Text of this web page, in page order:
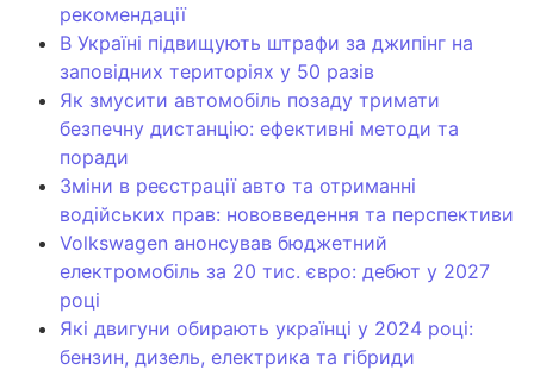
рекомендації
В Україні підвищують штрафи за джипінг на
заповідних територіях у 50 разів
Як змусити автомобіль позаду тримати
безпечну дистанцію: ефективні методи та
поради
Зміни в реєстрації авто та отриманні
водійських прав: нововведення та перспективи
Volkswagen анонсував бюджетний
електромобіль за 20 тис. євро: дебют у 2027
році
Які двигуни обирають українці у 2024 році:
бензин, дизель, електрика та гібриди